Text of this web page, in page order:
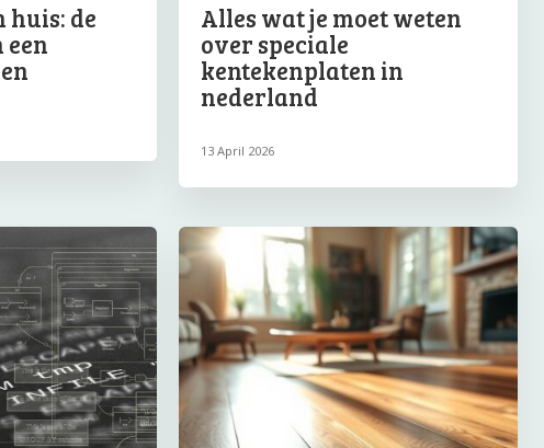
huis: de
Alles wat je moet weten
over speciale
kentekenplaten in
nederland
13 April 2026